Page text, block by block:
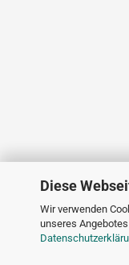
Diese
Wir verwenden
unseres